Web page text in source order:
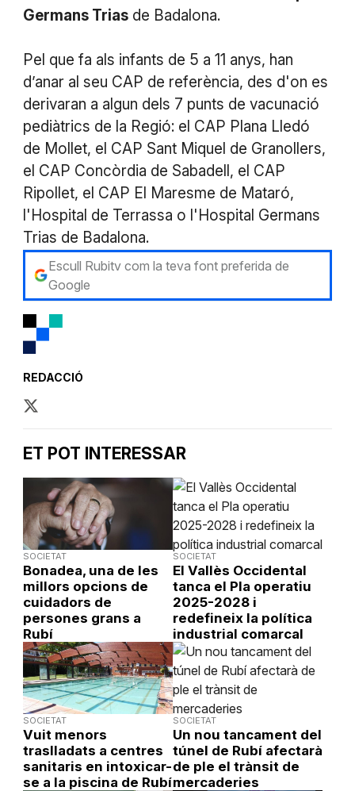
Germans Triasde Badalona.
Pel que fa als infants de 5 a 11 anys, han
d’anar al seu CAP de referència, des d'on es
derivaran a algun dels 7 punts de vacunació
pediàtrics de la Regió: el CAP Plana Lledó
de Mollet, el CAP Sant Miquel de Granollers,
el CAP Concòrdia de Sabadell, el CAP
Ripollet, el CAP El Maresme de Mataró,
l'Hospital de Terrassa o l'Hospital Germans
Trias de Badalona.
Escull Rubitv com la teva font preferida de
Google
REDACCIÓ
ET POT INTERESSAR
SOCIETAT
Bonadea, una de les
millors opcions de
cuidadors de
persones grans a
Rubí
SOCIETAT
El Vallès Occidental
tanca el Pla operatiu
2025-2028 i
redefineix la política
industrial comarcal
SOCIETAT
Vuit menors
traslladats a centres
sanitaris en intoxicar-
se a la piscina de Rubí
SOCIETAT
Un nou tancament del
túnel de Rubí afectarà
de ple el trànsit de
mercaderies